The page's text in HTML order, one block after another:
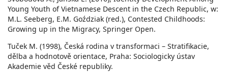
Young Youth of Vietnamese Descent in the Czech Republic, w:
M.L. Seeberg, E.M. Goździak (red.), Contested Childhoods:
Growing up in the Migracy, Springer Open.
Tuček M. (1998), Česká rodina v transformaci – Stratifikacie,
dělba a hodnotově orientace, Praha: Sociologicky ústav
Akademie věd České republiky.